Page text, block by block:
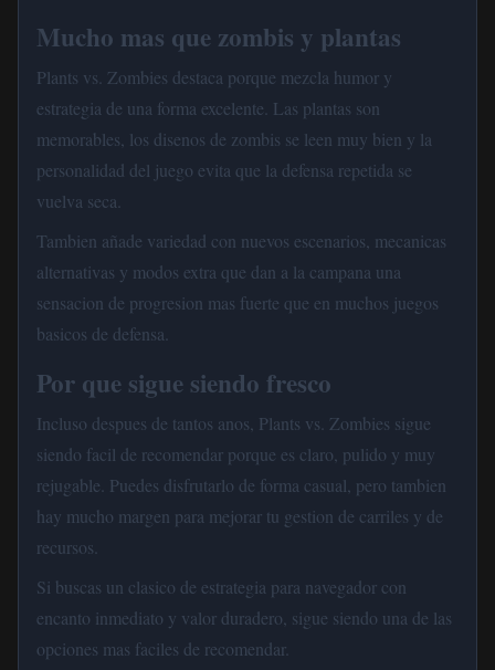
Mucho mas que zombis y plantas
Plants vs. Zombies destaca porque mezcla humor y
estrategia de una forma excelente. Las plantas son
memorables, los disenos de zombis se leen muy bien y la
personalidad del juego evita que la defensa repetida se
vuelva seca.
Tambien añade variedad con nuevos escenarios, mecanicas
alternativas y modos extra que dan a la campana una
sensacion de progresion mas fuerte que en muchos juegos
basicos de defensa.
Por que sigue siendo fresco
Incluso despues de tantos anos, Plants vs. Zombies sigue
siendo facil de recomendar porque es claro, pulido y muy
rejugable. Puedes disfrutarlo de forma casual, pero tambien
hay mucho margen para mejorar tu gestion de carriles y de
recursos.
Si buscas un clasico de estrategia para navegador con
encanto inmediato y valor duradero, sigue siendo una de las
opciones mas faciles de recomendar.